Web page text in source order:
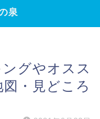
泉
グやオスス
・見どころ